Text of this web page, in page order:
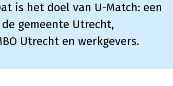
is het doel van U-Match: een
gemeente Utrecht,
Utrecht en werkgevers.